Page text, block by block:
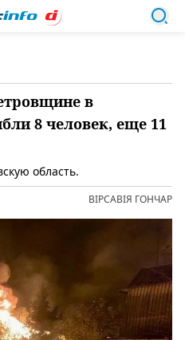
в
8 человек, еще 11
область.
ВІРСАВІЯ ГОНЧАР